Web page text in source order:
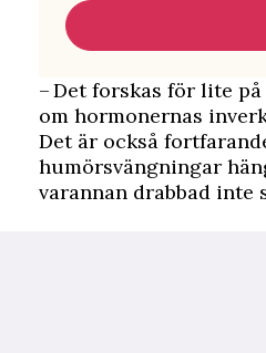
– Det forskas för lite
om hormonernas
Det är också
humörsvängningar
varannan drabbad inte